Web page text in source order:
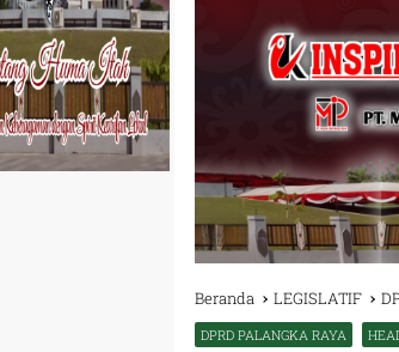
Beranda LEGISLATIF
DPRD PALANGKA RAYA